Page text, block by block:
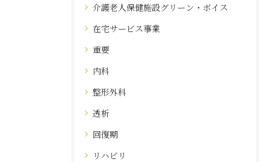
介護老人保健施設グリーン・ボイス
在宅サービス事業
重要
内科
整形外科
透析
回復期
リハビリ